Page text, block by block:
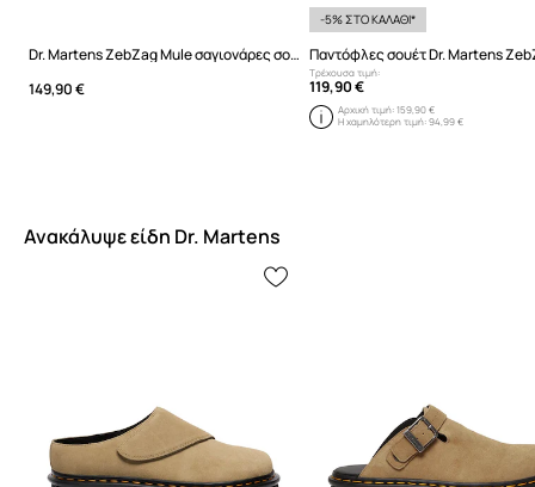
Dr. Martens ZebZag Mule σαγιονάρες σουέτ
149,90 €
-5% ΣΤΟ ΚΑΛΑΘΙ*
Τρέχουσα τιμή:
119,90 €
Αρχική τιμή: 159,90 €
Η χαμηλότερη τιμή: 94,99 €
Ανακάλυψε είδη Dr. Martens